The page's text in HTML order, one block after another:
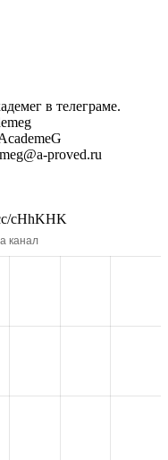
в телеграме.
proved.ru
cHhKHK